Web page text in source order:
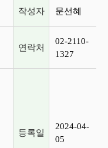
작성자 문선혜
연락처
02-2110-
1327
등록일
2024-04-
05